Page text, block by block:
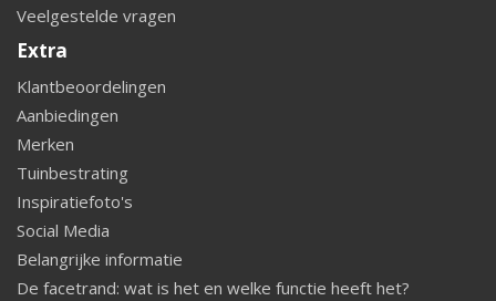
Veelgestelde vragen
Extra
Klantbeoordelingen
Aanbiedingen
Merken
Tuinbestrating
Inspiratiefoto's
Social Media
Belangrijke informatie
De facetrand: wat is het en welke functie heeft het?